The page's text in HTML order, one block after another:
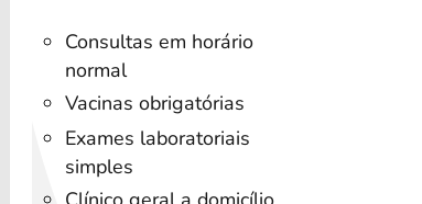
Consultas em horário
normal
Vacinas obrigatórias
Exames laboratoriais
simples